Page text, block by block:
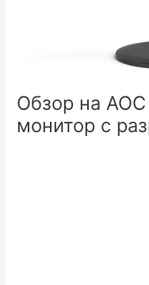
Обзор на
монитор с